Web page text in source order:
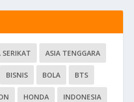
ASIA TENGGARA
BISNIS BOLA BTS
HONDA INDONESIA